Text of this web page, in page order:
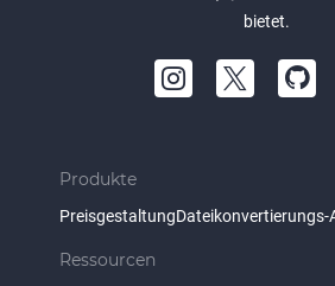
bietet.
Produkte
PreisgestaltungDateikonvertierungs-
Ressourcen